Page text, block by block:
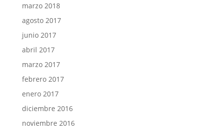
marzo 2018
agosto 2017
junio 2017
abril 2017
marzo 2017
febrero 2017
enero 2017
diciembre 2016
noviembre 2016